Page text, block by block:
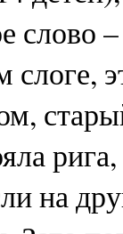
слово
слоге,
на